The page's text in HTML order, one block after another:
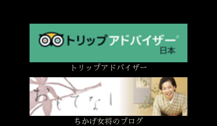
トリップアドバイザー
ちかげ女将のブログ